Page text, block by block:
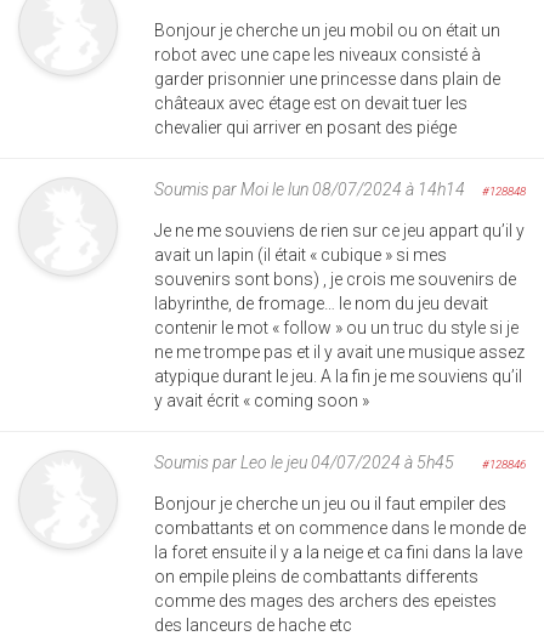
Bonjour je cherche un jeu mobil ou on était un
robot avec une cape les niveaux consisté à
garder prisonnier une princesse dans plain de
châteaux avec étage est on devait tuer les
chevalier qui arriver en posant des piége
Soumis parMoile lun 08/07/2024 à 14h14 #128848
Je ne me souviens de rien sur ce jeu appart qu’il y
avait un lapin (il était « cubique » si mes
souvenirs sont bons) , je crois me souvenirs de
labyrinthe, de fromage… le nom du jeu devait
contenir le mot « follow » ou un truc du style si je
ne me trompe pas et il y avait une musique assez
atypique durant le jeu. A la fin je me souviens qu’il
y avait écrit « coming soon »
Soumis parLeo le jeu 04/07/2024 à 5h45 #128846
Bonjour je cherche un jeu ou il faut empiler des
combattants et on commence dans le monde de
la foret ensuite il y a la neige et ca fini dans la lave
on empile pleins de combattants differents
comme des mages des archers des epeistes
des lanceurs de hache etc